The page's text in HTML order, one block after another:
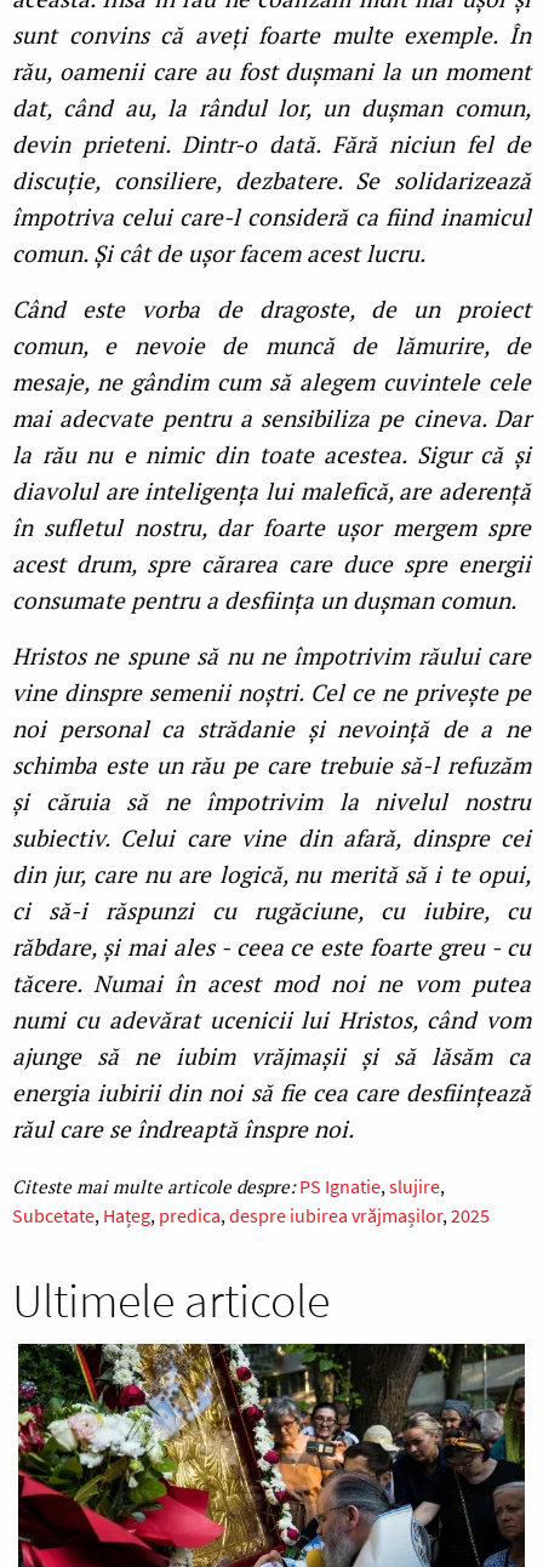
sunt convins că aveți foarte multe exemple. În
rău, oamenii care au fost dușmani la un moment
dat, când au, la rândul lor, un dușman comun,
devin prieteni. Dintr-o dată. Fără niciun fel de
discuție, consiliere, dezbatere. Se solidarizează
împotriva celui care-l consideră ca fiind inamicul
comun. Și cât de ușor facem acest lucru.
Când este vorba de dragoste, de un proiect
comun, e nevoie de muncă de lămurire, de
mesaje, ne gândim cum să alegem cuvintele cele
mai adecvate pentru a sensibiliza pe cineva. Dar
la rău nu e nimic din toate acestea. Sigur că și
diavolul are inteligența lui malefică, are aderență
în sufletul nostru, dar foarte ușor mergem spre
acest drum, spre cărarea care duce spre energii
consumate pentru a desființa un dușman comun.
Hristos ne spune să nu ne împotrivim răului care
vine dinspre semenii noștri. Cel ce ne privește pe
noi personal ca strădanie și nevoință de a ne
schimba este un rău pe care trebuie să-l refuzăm
și căruia să ne împotrivim la nivelul nostru
subiectiv. Celui care vine din afară, dinspre cei
din jur, care nu are logică, nu merită să i te opui,
ci să-i răspunzi cu rugăciune, cu iubire, cu
răbdare, și mai ales - ceea ce este foarte greu - cu
tăcere. Numai în acest mod noi ne vom putea
numi cu adevărat ucenicii lui Hristos, când vom
ajunge să ne iubim vrăjmașii și să lăsăm ca
energia iubirii din noi să fie cea care desființează
răul care se îndreaptă înspre noi.
PS Ignatie slujire
Subcetate Hațeg predica despre iubirea vrăjmașilor 2025
Ultimele articole